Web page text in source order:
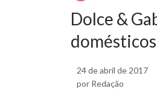
Dolce &
domésticos
24 de abril de 2017
por Redação